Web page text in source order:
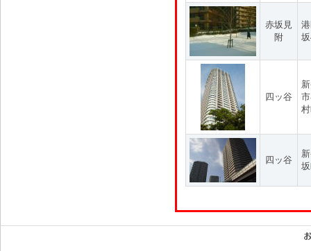
赤坂見
附
四ッ谷
四ッ谷